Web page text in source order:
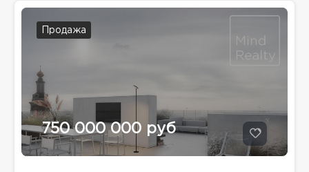
Продажа
750 000 000 руб